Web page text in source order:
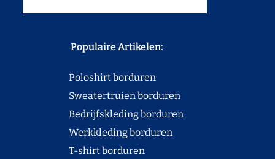
Populaire Artikelen:
Poloshirt borduren
Sweatertruien borduren
Bedrijfskleding borduren
Werkkleding borduren
T-shirt borduren